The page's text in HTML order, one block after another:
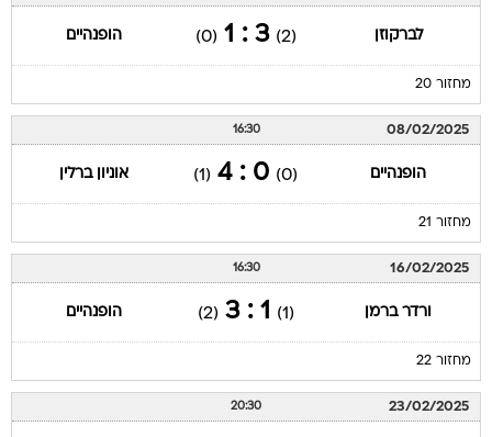
לברקוזן (2)
3 : 1
(0) הופנהיים
מחזור 20
08/02/2025
16:30
הופנהיים (0)
0 : 4
(1) אוניון ברלין
מחזור 21
16/02/2025
16:30
ורדר ברמן (1)
1 : 3
(2) הופנהיים
מחזור 22
23/02/2025
20:30